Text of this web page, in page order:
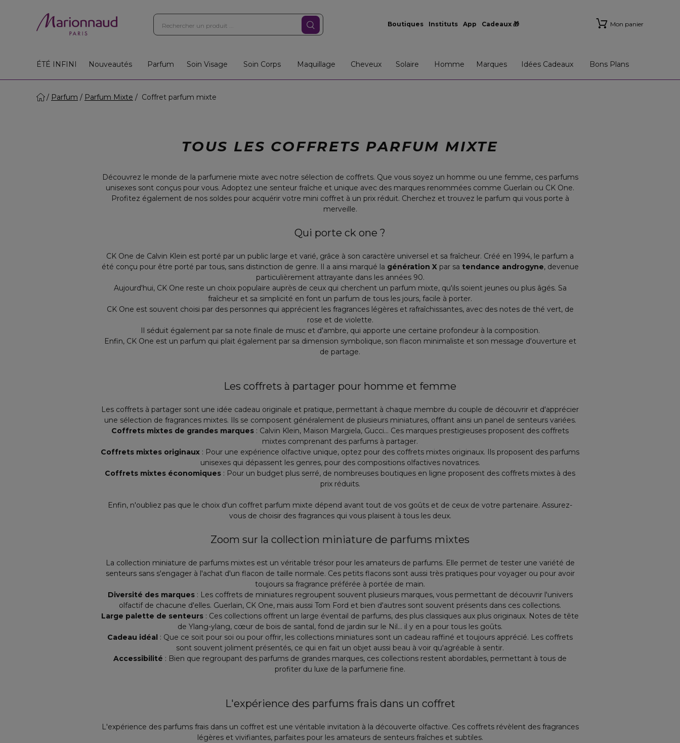
Boutiques Instituts App Cadeaux 🎁 Mon panier
ÉTÉ INFINI Nouveautés Parfum Soin Visage Soin Corps Maquillage Cheveux Solaire Homme Marques Idées Cadeaux Bons Plans
Parfum Parfum Mixte Coffret parfum mixte
TOUS LES COFFRETS PARFUM MIXTE
Découvrez le monde de la parfumerie mixte avec notre sélection de coffrets. Que vous soyez un homme ou une femme, ces parfums
unisexes sont conçus pour vous. Adoptez une senteur fraîche et unique avec des marques renommées comme Guerlain ou CK One.
Profitez également de nos soldes pour acquérir votre mini coffret à un prix réduit. Cherchez et trouvez le parfum qui vous porte à
merveille.
Qui porte ck one ?
CK One de Calvin Klein est porté par un public large et varié, grâce à son caractère universel et sa fraîcheur. Créé en 1994, le parfum a
été conçu pour être porté par tous, sans distinction de genre. Il a ainsi marqué la génération Xpar sa tendance androgyne, devenue
particulièrement attrayante dans les années 90.
Aujourd'hui, CK One reste un choix populaire auprès de ceux qui cherchent un parfum mixte, qu'ils soient jeunes ou plus âgés. Sa
fraîcheur et sa simplicité en font un parfum de tous les jours, facile à porter.
CK One est souvent choisi par des personnes qui apprécient les fragrances légères et rafraîchissantes, avec des notes de thé vert, de
rose et de violette.
Il séduit également par sa note finale de musc et d'ambre, qui apporte une certaine profondeur à la composition.
Enfin, CK One est un parfum qui plait également par sa dimension symbolique, son flacon minimaliste et son message d'ouverture et
de partage.
Les coffrets à partager pour homme et femme
Les coffrets à partager sont une idée cadeau originale et pratique, permettant à chaque membre du couple de découvrir et d'apprécier
une sélection de fragrances mixtes. Ils se composent généralement de plusieurs miniatures, offrant ainsi un panel de senteurs variées.
Coffrets mixtes de grandes marques : Calvin Klein, Maison Margiela, Gucci... Ces marques prestigieuses proposent des coffrets
mixtes comprenant des parfums à partager.
Coffrets mixtes originaux : Pour une expérience olfactive unique, optez pour des coffrets mixtes originaux. Ils proposent des parfums
unisexes qui dépassent les genres, pour des compositions olfactives novatrices.
Coffrets mixtes économiques : Pour un budget plus serré, de nombreuses boutiques en ligne proposent des coffrets mixtes à des
prix réduits.
Enfin, n'oubliez pas que le choix d'un coffret parfum mixte dépend avant tout de vos goûts et de ceux de votre partenaire. Assurez-
vous de choisir des fragrances qui vous plaisent à tous les deux.
Zoom sur la collection miniature de parfums mixtes
La collection miniature de parfums mixtes est un véritable trésor pour les amateurs de parfums. Elle permet de tester une variété de
senteurs sans s'engager à l'achat d'un flacon de taille normale. Ces petits flacons sont aussi très pratiques pour voyager ou pour avoir
toujours sa fragrance préférée à portée de main.
Diversité des marques: Les coffrets de miniatures regroupent souvent plusieurs marques, vous permettant de découvrir l'univers
olfactif de chacune d'elles. Guerlain, CK One, mais aussi Tom Ford et bien d'autres sont souvent présents dans ces collections.
Large palette de senteurs : Ces collections offrent un large éventail de parfums, des plus classiques aux plus originaux. Notes de tête
de Ylang-ylang, cœur de bois de santal, fond de jardin sur le Nil... il y en a pour tous les goûts.
Cadeau idéal : Que ce soit pour soi ou pour offrir, les collections miniatures sont un cadeau raffiné et toujours apprécié. Les coffrets
sont souvent joliment présentés, ce qui en fait un objet aussi beau à voir qu'agréable à sentir.
Accessibilité : Bien que regroupant des parfums de grandes marques, ces collections restent abordables, permettant à tous de
profiter du luxe de la parfumerie fine.
L'expérience des parfums frais dans un coffret
L'expérience des parfums frais dans un coffret est une véritable invitation à la découverte olfactive. Ces coffrets révèlent des fragrances
légères et vivifiantes, parfaites pour les amateurs de senteurs fraîches et subtiles.